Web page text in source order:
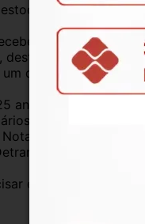
de peças
veículos
forma, fique à
de nossos
anos
Todas com
Fiscal e
estamos aqui para